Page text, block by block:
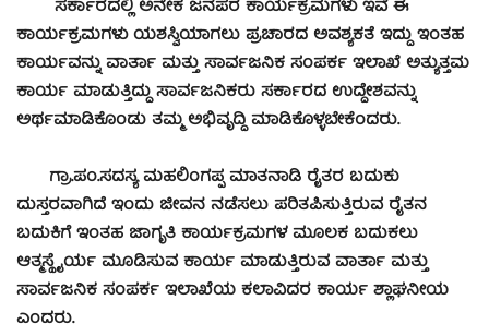
ಸರ್ಕಾರದಲ್ಲಿ ಅನೇಕ ಜನಪರ ಕಾರ್ಯಕ್ರಮಗಳು ಇವೆ ಈ
ಕಾರ್ಯಕ್ರಮಗಳು ಯಶಸ್ವಿಯಾಗಲು ಪ್ರಚಾರದ ಅವಶ್ಯಕತೆ ಇದ್ದು ಇಂತಹ
ಕಾರ್ಯವನ್ನು ವಾರ್ತಾ ಮತ್ತು ಸಾರ್ವಜನಿಕ ಸಂಪರ್ಕ ಇಲಾಖೆ ಅತ್ಯುತ್ತಮ
ಕಾರ್ಯ ಮಾಡುತ್ತಿದ್ದು ಸಾರ್ವಜನಿಕರು ಸರ್ಕಾರದ ಉದ್ದೇಶವನ್ನು
ಅರ್ಥಮಾಡಿಕೊಂಡು ತಮ್ಮ ಅಭಿವೃದ್ಧಿ ಮಾಡಿಕೊಳ್ಳಬೇಕೆಂದರು.
ಗ್ರಾ.ಪಂ.ಸದಸ್ಯ ಮಹಲಿಂಗಪ್ಪ ಮಾತನಾಡಿ ರೈತರ ಬದುಕು
ದುಸ್ತರವಾಗಿದೆ ಇಂದು ಜೀವನ ನಡೆಸಲು ಪರಿತಪಿಸುತ್ತಿರುವ ರೈತನ
ಬದುಕಿಗೆ ಇಂತಹ ಜಾಗೃತಿ ಕಾರ್ಯಕ್ರಮಗಳ ಮೂಲಕ ಬದುಕಲು
ಆತ್ಮಸ್ಥೈರ್ಯ ಮೂಡಿಸುವ ಕಾರ್ಯ ಮಾಡುತ್ತಿರುವ ವಾರ್ತಾ ಮತ್ತು
ಸಾರ್ವಜನಿಕ ಸಂಪರ್ಕ ಇಲಾಖೆಯ ಕಲಾವಿದರ ಕಾರ್ಯ ಶ್ಲಾಘನೀಯ
ಎಂದರು.